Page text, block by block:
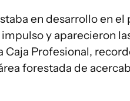
en desarrollo en el
y aparecieron
Caja Profesional,
forestada de